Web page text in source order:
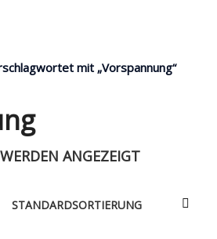
MENÜ
mit „Vorspannung“
ANGEZEIGT